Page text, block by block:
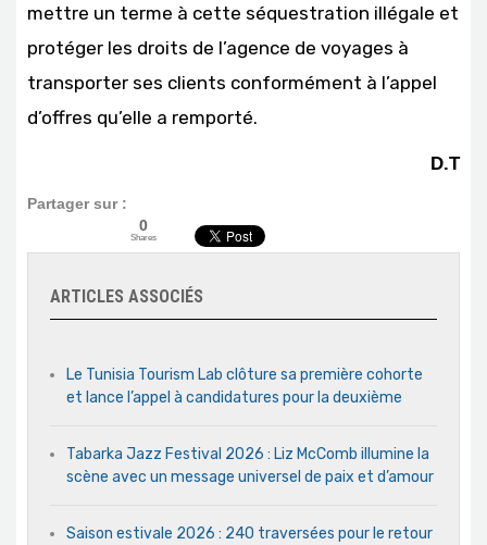
mettre un terme à cette séquestration illégale et
protéger les droits de l’agence de voyages à
transporter ses clients conformément à l’appel
d’offres qu’elle a remporté.
D.T
Partager sur :
0
Shares
ARTICLES ASSOCIÉS
Le Tunisia Tourism Lab clôture sa première cohorte
et lance l’appel à candidatures pour la deuxième
Tabarka Jazz Festival 2026 : Liz McComb illumine la
scène avec un message universel de paix et d’amour
Saison estivale 2026 : 240 traversées pour le retour